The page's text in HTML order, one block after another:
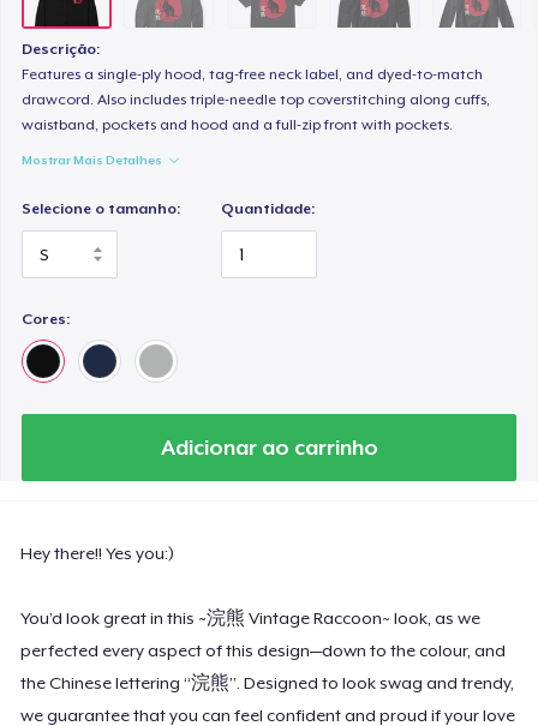
Descrição:
Features a single-ply hood, tag-free neck label, and dyed-to-match
drawcord. Also includes triple-needle top coverstitching along cuffs,
waistband, pockets and hood and a full-zip front with pockets.
Mostrar Mais Detalhes
Selecione o tamanho: Quantidade:
Cores:
Adicionar ao carrinho
Hey there!! Yes you:)
You’d look great in this ~浣熊 Vintage Raccoon~ look, as we
perfected every aspect of this design—down to the colour, and
the Chinese lettering “浣熊”. Designed to look swag and trendy,
we guarantee that you can feel confident and proud if your love